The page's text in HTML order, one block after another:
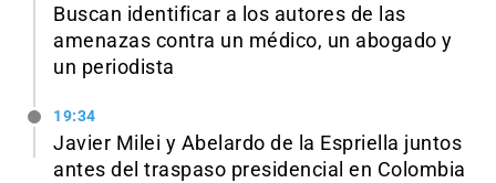
Buscan identificar a los autores de las
amenazas contra un médico, un abogado y
un periodista
19:34
Javier Milei y Abelardo de la Espriella juntos
antes del traspaso presidencial en Colombia